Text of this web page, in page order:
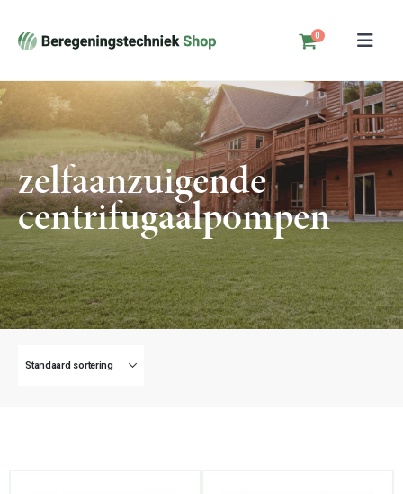
0
zelfaanzuigende
centrifugaalpompen